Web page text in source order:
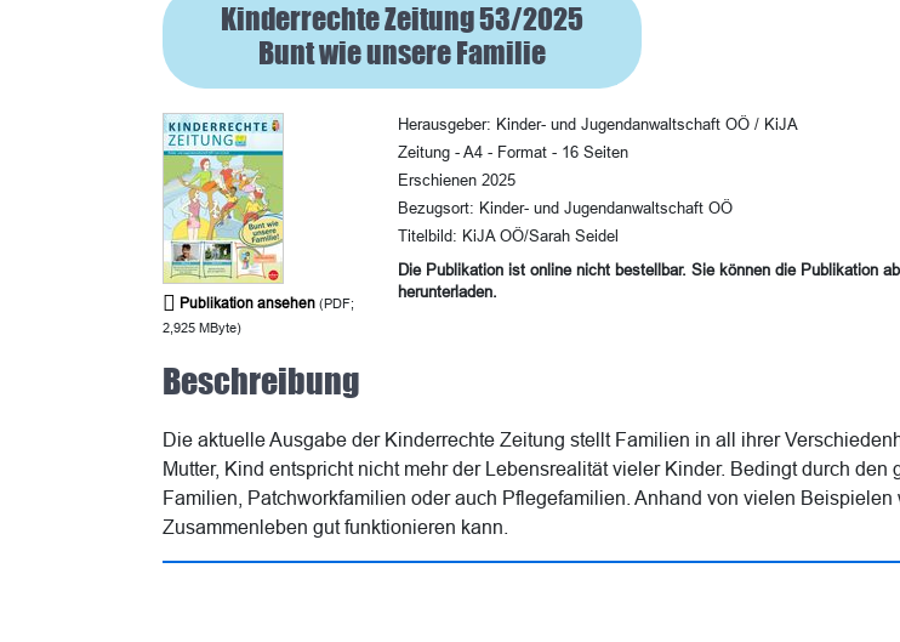
Kinderrechte Zeitung 53/2025
Bunt wie unsere Familie
Publikation ansehen (PDF;
2,925 MByte)
Herausgeber: Kinder- und Jugendanwaltschaft OÖ / KiJA
Zeitung - A4 - Format - 16 Seiten
Erschienen 2025
Bezugsort: Kinder- und Jugendanwaltschaft OÖ
Titelbild: KiJA OÖ/Sarah Seidel
Die Publikation ist online nicht bestellbar. Sie können die Publikation
herunterladen.
Beschreibung
Die aktuelle Ausgabe der Kinderrechte Zeitung stellt Familien in all ihrer
Mutter, Kind entspricht nicht mehr der Lebensrealität vieler Kinder. Bedingt durch
Familien, Patchworkfamilien oder auch Pflegefamilien. Anhand von vielen
Zusammenleben gut funktionieren kann.